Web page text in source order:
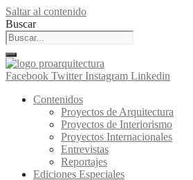
Saltar al contenido
Buscar
Facebook Twitter Instagram Linkedin
Contenidos
Proyectos de Arquitectura
Proyectos de Interiorismo
Proyectos Internacionales
Entrevistas
Reportajes
Ediciones Especiales